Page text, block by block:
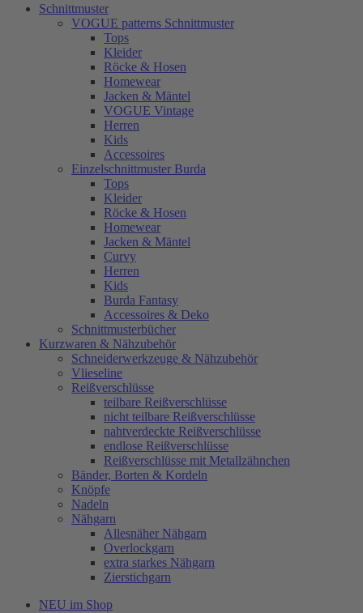
Schnittmuster
VOGUE patterns Schnittmuster
Tops
Kleider
Röcke & Hosen
Homewear
Jacken & Mäntel
VOGUE Vintage
Herren
Kids
Accessoires
Einzelschnittmuster Burda
Tops
Kleider
Röcke & Hosen
Homewear
Jacken & Mäntel
Curvy
Herren
Kids
Burda Fantasy
Accessoires & Deko
Schnittmusterbücher
Kurzwaren & Nähzubehör
Schneiderwerkzeuge & Nähzubehör
Vlieseline
Reißverschlüsse
teilbare Reißverschlüsse
nicht teilbare Reißverschlüsse
nahtverdeckte Reißverschlüsse
endlose Reißverschlüsse
Reißverschlüsse mit Metallzähnchen
Bänder, Borten & Kordeln
Knöpfe
Nadeln
Nähgarn
Allesnäher Nähgarn
Overlockgarn
extra starkes Nähgarn
Zierstichgarn
NEU im Shop